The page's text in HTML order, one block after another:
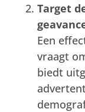
Target
Een
vraagt
biedt